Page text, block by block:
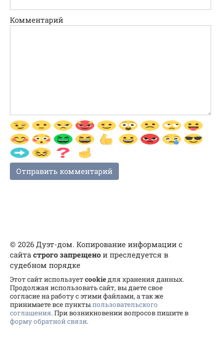
Комментарий
© 2026 Дуэт-дом. Копирование информации с
сайта строго запрещено и преследуется в
судебном порядке
Этот сайт используетcookieдля хранения данных.
Продолжая использовать сайт, вы даете свое
согласие на работу с этими файлами, а так же
принимаете все пунктыпользовательского
соглашения. При возникновении вопросов пишите в
форму обратной связи.